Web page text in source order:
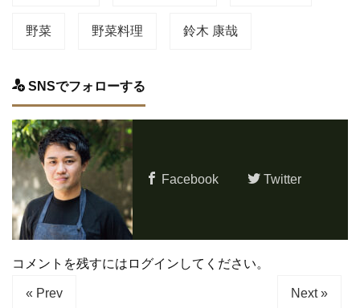
野菜 野菜料理 鈴木 康哉
SNSでフォローする
Facebook Twitter
コメントを残すにはログインしてください。
« Prev Next »